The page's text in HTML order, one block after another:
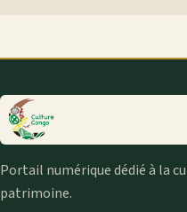
Portail numérique dédié à la
patrimoine.